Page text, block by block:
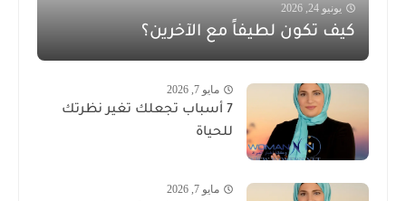
يونيو 24, 2026
كيف تكون لطيفاً مع الآخرين؟
مايو 7, 2026
7 أسباب تجعلك تغير نظرتك
للحياة
مايو 7, 2026